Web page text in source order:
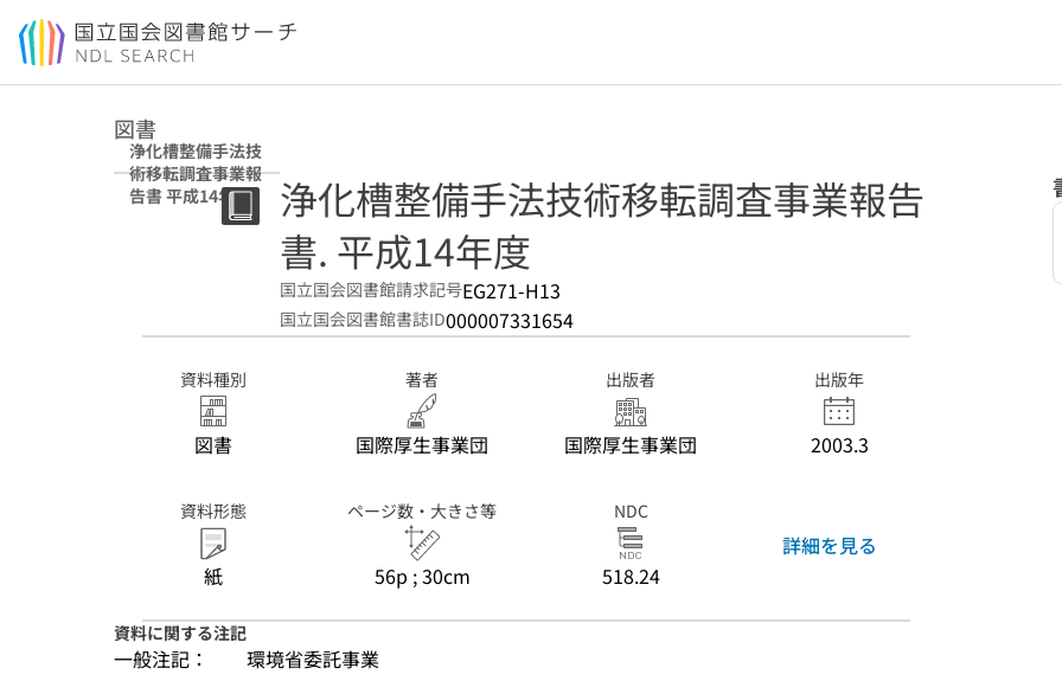
本文へ移動
図書
浄化槽整備手法技
術移転調査事業報
告書 平成14年度
浄化槽整備手法技術移転調査事業報告
書. 平成14年度
国立国会図書館請求記号EG271-H13
国立国会図書館書誌ID000007331654
資料種別
図書
著者
国際厚生事業団
出版者
国際厚生事業団
出版年
2003.3
資料形態
紙
ページ数・大きさ等
56p ; 30cm
NDC
518.24
詳細を見る
資料に関する注記
一般注記： 環境省委託事業